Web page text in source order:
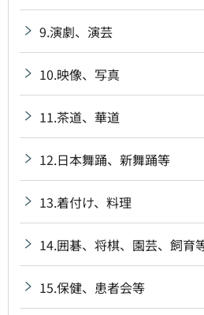
9.演劇、演芸
10.映像、写真
11.茶道、華道
12.日本舞踊、新舞踊等
13.着付け、料理
14.囲碁、将棋、園芸、飼育
15.保健、患者会等